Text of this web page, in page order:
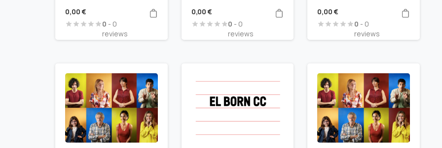
0,00 €
0 - 0
reviews
0,00€
0 - 0
reviews
0,00 €
0 - 0
reviews